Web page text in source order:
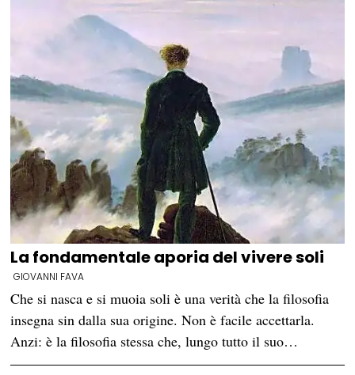
La fondamentale aporia del vivere soli
GIOVANNI FAVA
Che si nasca e si muoia soli è una verità che la filosofia
insegna sin dalla sua origine. Non è facile accettarla.
Anzi: è la filosofia stessa che, lungo tutto il suo…